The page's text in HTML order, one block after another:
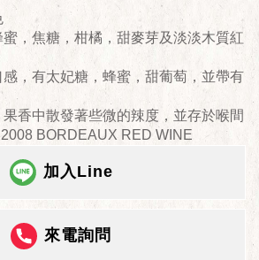
，焦糖，柑橘，甜麥芽及淡淡木質紅
，有太妃糖，蜂蜜，甜葡萄，並帶有
香中散發著些微的辣度，並存於喉間
BORDEAUX RED WINE
加入Line
來電詢問